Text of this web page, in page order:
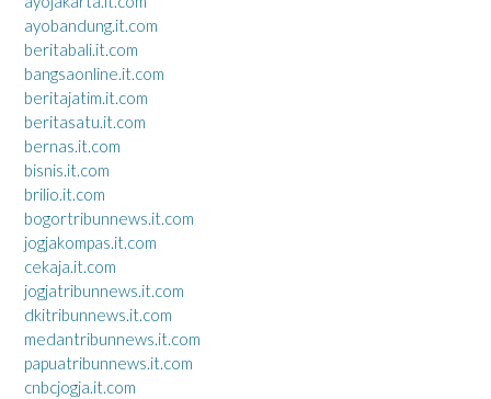
ayobandung.it.com
beritabali.it.com
bangsaonline.it.com
beritajatim.it.com
beritasatu.it.com
bernas.it.com
bisnis.it.com
brilio.it.com
bogortribunnews.it.com
jogjakompas.it.com
cekaja.it.com
jogjatribunnews.it.com
dkitribunnews.it.com
medantribunnews.it.com
papuatribunnews.it.com
cnbcjogja.it.com